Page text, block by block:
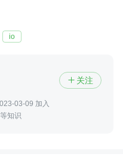
io
 关注
03-09 加入
知识